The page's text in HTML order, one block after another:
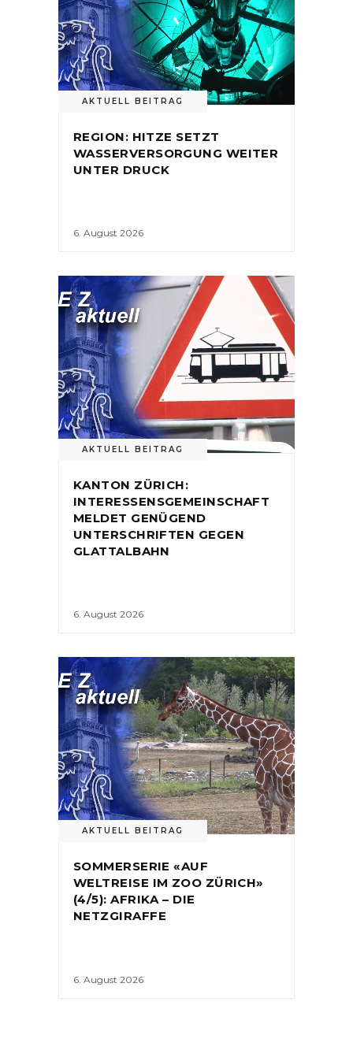
AKTUELL BEITRAG
REGION: HITZE SETZT
WASSERVERSORGUNG WEITER
UNTER DRUCK
6. August 2026
AKTUELL BEITRAG
KANTON ZÜRICH:
INTERESSENSGEMEINSCHAFT
MELDET GENÜGEND
UNTERSCHRIFTEN GEGEN
GLATTALBAHN
6. August 2026
AKTUELL BEITRAG
SOMMERSERIE «AUF
WELTREISE IM ZOO ZÜRICH»
(4/5): AFRIKA – DIE
NETZGIRAFFE
6. August 2026